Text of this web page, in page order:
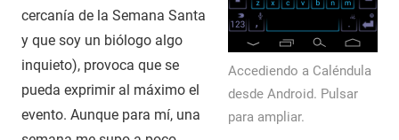
Accediendo a Caléndula
desde Android. Pulsar
para ampliar.
cercanía de la Semana Santa
y que soy un biólogo algo
inquieto), provoca que se
pueda exprimir al máximo el
evento. Aunque para mí, una